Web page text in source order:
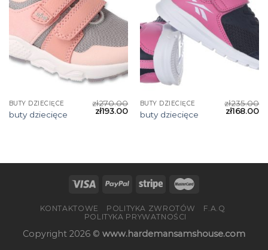
BUTY DZIECIĘCE
buty dziecięce
zł270.00
zł193.00
BUTY DZIECIĘCE
buty dziecięce
zł235.00
zł168.00
KONTAKTOWE POLITYKA ZWROTÓW
F.A.Q
POLITYKA PRYWATNOŚCI
Copyright 2026 © www.hardemansamshouse.com